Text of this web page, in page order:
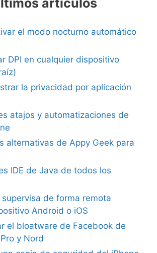
el modo nocturno automático
DPI en cualquier dispositivo
la privacidad por aplicación
atajos y automatizaciones de
alternativas de Appy Geek para
IDE de Java de todos los
supervisa de forma remota
Android o iOS
el bloatware de Facebook de
y Nord